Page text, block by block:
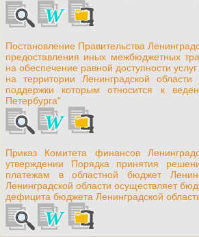
Постановление Правительства
предоставления иных межбюджетных
на обеспечение равной доступности
на территории Ленинградской
поддержки которым относится к
Петербурга"
Приказ Комитета финансов
утверждении Порядка принятия
платежам в областной бюджет
Ленинградской области осуществляет
дефицита бюджета Ленинградской